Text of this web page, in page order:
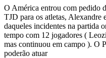
O América entrou com pedido
TJD para os atletas, Alexandre
daqueles incidentes na partida
tempo com 12 jogadores (
mas continuou em campo ). O
poderão atuar